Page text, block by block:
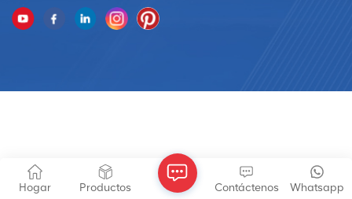
Hogar Productos Whatsapp
Contáctenos